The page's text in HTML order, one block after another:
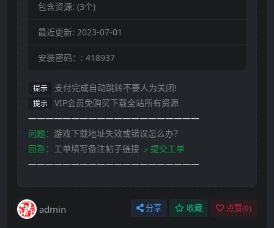
包含资源: (3个)
最近更新: 2023-07-01
安装密码：: 418937
提示 支付完成自动跳转不要人为关闭!
提示
VIP会员免购买下载全站所有资源
————————————————————
问题： 游戏下载地址失效或错误怎么办？
回答： 工单填写备注帖子链接 ﹥提交工单
————————————————————
admin 分享 收藏 点赞(0)